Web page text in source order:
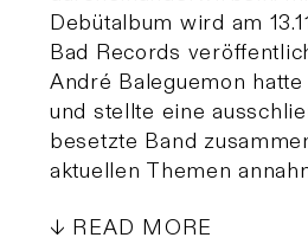
Debütalbum wird am
Bad Records
André Baleguemon
und stellte eine
besetzte Band
aktuellen Themen
READ MORE